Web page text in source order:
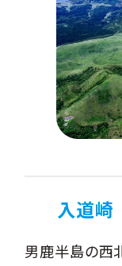
入道崎
男鹿半島の西